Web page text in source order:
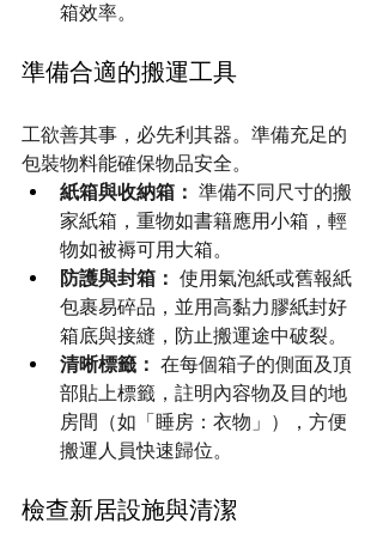
箱效率。
準備合適的搬運工具
工欲善其事，必先利其器。準備充足的
包裝物料能確保物品安全。
紙箱與收納箱： 準備不同尺寸的搬
家紙箱，重物如書籍應用小箱，輕
物如被褥可用大箱。
防護與封箱： 使用氣泡紙或舊報紙
包裹易碎品，並用高黏力膠紙封好
箱底與接縫，防止搬運途中破裂。
清晰標籤： 在每個箱子的側面及頂
部貼上標籤，註明內容物及目的地
房間（如「睡房：衣物」），方便
搬運人員快速歸位。
檢查新居設施與清潔